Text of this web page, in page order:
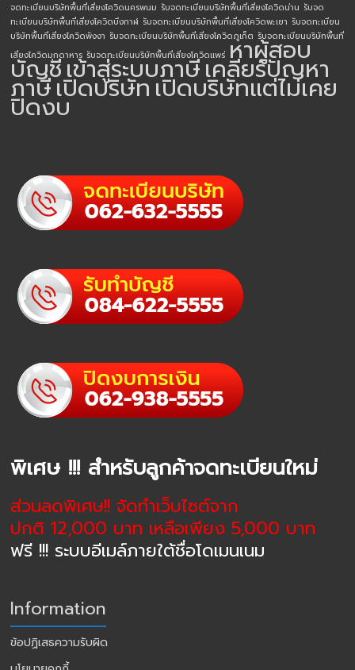
จดทะเบียนบริษัทพื้นที่เสี่ยงโควิดนครพนม รับจดทะเบียนบริษัทพื้นที่เสี่ยงโควิดน่าน รับจด
ทะเบียนบริษัทพื้นที่เสี่ยงโควิดบึงกาฬ รับจดทะเบียนบริษัทพื้นที่เสี่ยงโควิดพะเยา รับจดทะเบียน
บริษัทพื้นที่เสี่ยงโควิดพังงา รับจดทะเบียนบริษัทพื้นที่เสี่ยงโควิดภูเก็ต รับจดทะเบียนบริษัทพื้นที่
เสี่ยงโควิดมุกดาหาร รับจดทะเบียนบริษัทพื้นที่เสี่ยงโควิดแพร่ หาผู้สอบ
บัญชีเข้าสู่ระบบภาษีเคลียร์ปัญหา
ภาษีเปิดบริษัทเปิดบริษัทแต่ไม่เคย
ปิดงบ
พิเศษ !!! สำหรับลูกค้าจดทะเบียนใหม่
ส่วนลดพิเศษ!! จัดทำเว็บไซต์จาก
ปกติ 12,000 บาท เหลือเพียง 5,000 บาท
ฟรี !!! ระบบอีเมล์ภายใต้ชื่อโดเมนเนม
Information
ข้อปฏิเสธความรับผิด